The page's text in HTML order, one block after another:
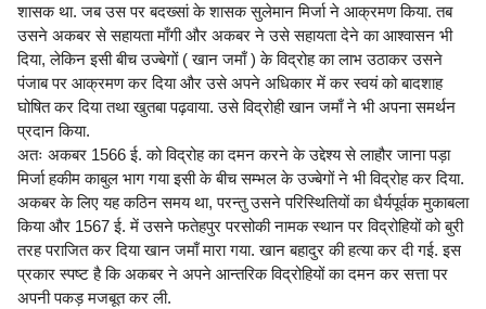
शासक था. जब उस पर बदख्सां के शासक सुलेमान मिर्जा ने आक्रमण किया. तब
उसने अकबर से सहायता माँगी और अकबर ने उसे सहायता देने का आश्वासन भी
दिया, लेकिन इसी बीच उज्बेगों ( खान जमाँ ) के विद्रोह का लाभ उठाकर उसने
पंजाब पर आक्रमण कर दिया और उसे अपने अधिकार में कर स्वयं को बादशाह
घोषित कर दिया तथा खुतबा पढ़वाया. उसे विद्रोही खान जमाँ ने भी अपना समर्थन
प्रदान किया.
अतः अकबर 1566 ई. को विद्रोह का दमन करने के उद्देश्य से लाहौर जाना पड़ा
मिर्जा हकीम काबुल भाग गया इसी के बीच सम्भल के उज्बेगों ने भी विद्रोह कर दिया.
अकबर के लिए यह कठिन समय था, परन्तु उसने परिस्थितियों का धैर्यपूर्वक मुकाबला
किया और 1567 ई. में उसने फतेहपुर परसोकी नामक स्थान पर विद्रोहियों को बुरी
तरह पराजित कर दिया खान जमाँ मारा गया. खान बहादुर की हत्या कर दी गई. इस
प्रकार स्पष्ट है कि अकबर ने अपने आन्तरिक विद्रोहियों का दमन कर सत्ता पर
अपनी पकड़ मजबूत कर ली.